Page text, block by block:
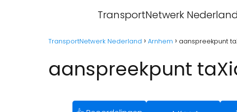
TransportNetwerk
TransportNetwerk Nederland Arnhem aanspreekpunt
aanspreekpunt